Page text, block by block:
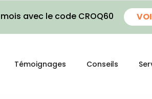
avec le code CROQ60
Témoignages Conseils